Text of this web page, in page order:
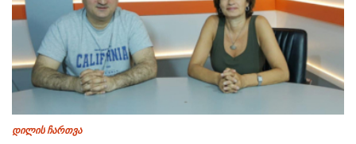
დილის ჩართვა